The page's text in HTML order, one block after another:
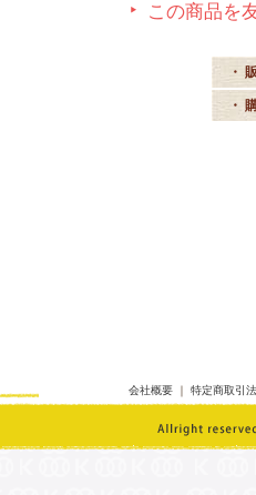
この商品を
・
・
会社概要 ｜ 特定商取引